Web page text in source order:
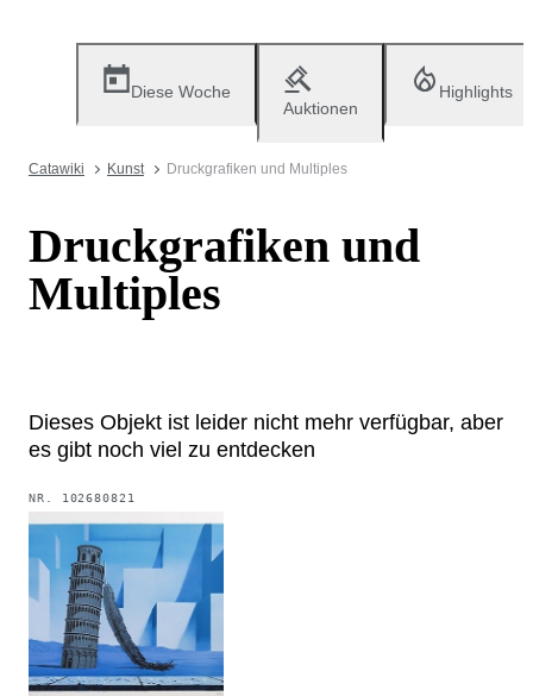
Diese Woche
Auktionen
Highlights
Catawiki Kunst Druckgrafiken und Multiples
Druckgrafiken und
Multiples
Dieses Objekt ist leider nicht mehr verfügbar, aber
es gibt noch viel zu entdecken
NR. 102680821